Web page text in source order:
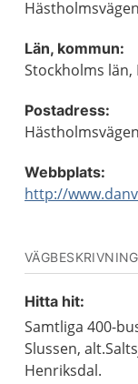
Län, kommun:
Stockholms län,
Postadress:
Webbplats:
http://
VÄGBESKRIVNING
Hitta hit:
Samtliga 400-
Slussen,
Henriksdal.